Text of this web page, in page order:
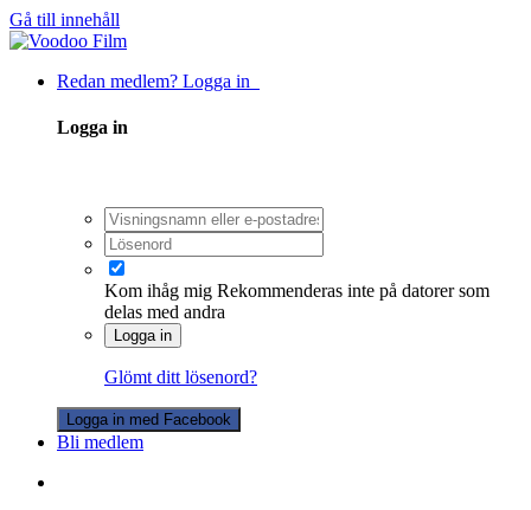
Gå till innehåll
Redan medlem? Logga in
Logga in
Kom ihåg mig Rekommenderas inte på datorer som
delas med andra
Logga in
Glömt ditt lösenord?
Logga in med Facebook
Bli medlem